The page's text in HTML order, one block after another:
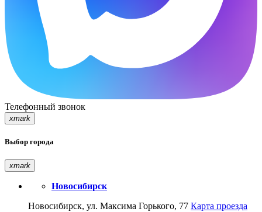
Телефонный звонок
xmark
Выбор города
xmark
Новосибирск
Новосибирск, ул. Максима Горького, 77 Карта проезда